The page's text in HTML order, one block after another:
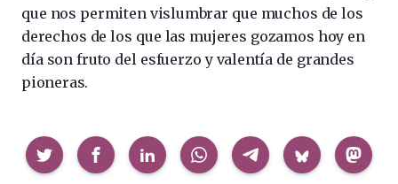
que nos permiten vislumbrar que muchos de los
derechos de los que las mujeres gozamos hoy en
día son fruto del esfuerzo y valentía de grandes
pioneras.
Compartir